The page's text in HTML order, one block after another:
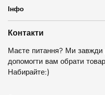
Інфо
Контакти
Маєте питання? Ми завжди
допомогти вам обрати
Набирайте:)